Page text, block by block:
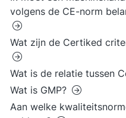
volgens de CE-norm
Wat zijn de Certiked
Wat is de relatie tussen
Wat is GMP?
Aan welke